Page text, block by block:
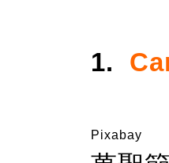
1.
Pixabay